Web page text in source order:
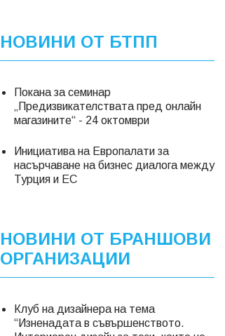
НОВИНИ ОТ БТПП
Покана за семинар
„Предизвикателствата пред онлайн
магазините“ - 24 октомври
Инициатива на Европалати за
насърчаване на бизнес диалога между
Турция и ЕС
НОВИНИ ОТ БРАНШОВИ
ОРГАНИЗАЦИИ
Клуб на дизайнера на тема
“Изненадата в съвършенството.